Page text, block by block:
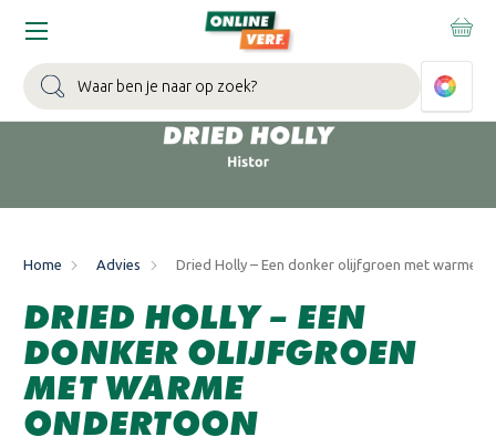
Zoeken
WIN EEN BALLONVAART:Bij besteding vanaf €100,- aan Sikkens
muurverf en/of lak.
Bekijk actie >
Home Advies Dried Holly – Een donker olijfgroen met warme
DRIED HOLLY – EEN
DONKER OLIJFGROEN
MET WARME
ONDERTOON